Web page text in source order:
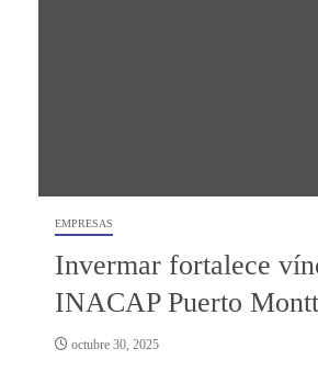
EMPRESAS
Invermar fortalece
INACAP Puerto Montt
octubre 30, 2025